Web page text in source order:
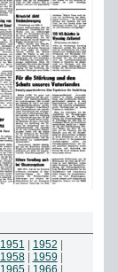
1951 1952
1958| 1959
1965| 1966